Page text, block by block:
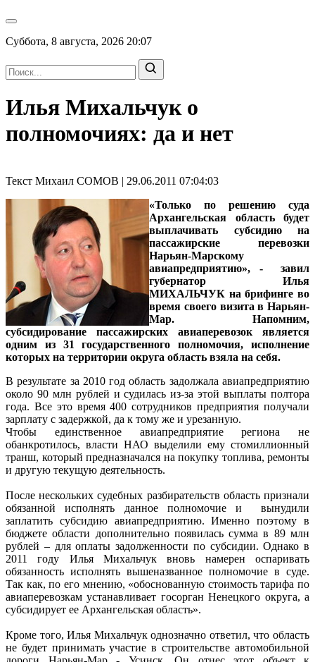
Суббота, 8 августа, 2026 20:07
Илья Михальчук о
полномочиях: да и нет
Текст Михаил СОМОВ | 29.06.2011 07:04:03
«Только по решению суда
Архангельская область будет
выплачивать субсидию на
пассажирские перевозки
Нарьян-Марскому
авиапредприятию», - завил
губернатор Илья
МИХАЛЬЧУК на брифинге во
время своего визита в Нарьян-
Мар. Напомним,
субсидирование пассажирских авиаперевозок является
одним из 31 государственного полномочия, исполнение
которых на территории округа область взяла на себя.
В результате за 2010 год область задолжала авиапредприятию
около 90 млн рублей и судилась из-за этой выплаты полтора
года. Все это время 400 сотрудников предприятия получали
зарплату с задержкой, да к тому же и урезанную.
Чтобы единственное авиапредприятие региона не
обанкротилось, власти НАО выделили ему стомиллионный
транш, который предназначался на покупку топлива, ремонты
и другую текущую деятельность.
После нескольких судебных разбирательств область признали
обязанной исполнять данное полномочие и вынудили
заплатить субсидию авиапредприятию. Именно поэтому в
бюджете области дополнительно появилась сумма в 89 млн
рублей – для оплаты задолженности по субсидии. Однако в
2011 году Илья Михальчук вновь намерен оспаривать
обязанность исполнять вышеназванное полномочие в суде.
Так как, по его мнению, «обоснованную стоимость тарифа по
авиаперевозкам устанавливает госорган Ненецкого округа, а
субсидирует ее Архангельская область».
Кроме того, Илья Михальчук однозначно ответил, что область
не будет принимать участие в строительстве автомобильной